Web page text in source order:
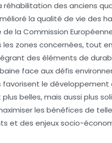
des anciens
la qualité de vie des
la Commission
zones concernées, tout
des éléments de
face aux défis
favorisent le développement
belles, mais aussi plus
les bénéfices de
et des enjeux socio-